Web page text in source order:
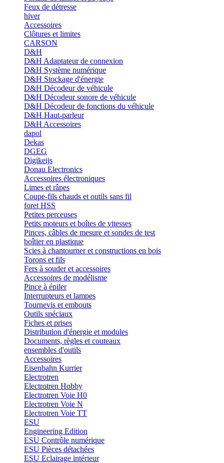
Feux de détresse
hiver
Accessoires
Clôtures et limites
CARSON
D&H
D&H Adaptateur de connexion
D&H Système numérique
D&H Stockage d'énergie
D&H Décodeur de véhicule
D&H Décodeur sonore de véhicule
D&H Décodeur de fonctions du véhicule
D&H Haut-parleur
D&H Accessoires
dapol
Dekas
DGEG
Digikeijs
Donau Electronics
Accessoires électroniques
Limes et râpes
Coupe-fils chauds et outils sans fil
foret HSS
Petites perceuses
Petits moteurs et boîtes de vitesses
Pinces, câbles de mesure et sondes de test
boîtier en plastique
Scies à chantourner et constructions en bois
Torons et fils
Fers à souder et accessoires
Accessoires de modélisme
Pince à épiler
Interrupteurs et lampes
Tournevis et embouts
Outils spéciaux
Fiches et prises
Distribution d'énergie et modules
Documents, règles et couteaux
ensembles d'outils
Accessoires
Eisenbahn Kurrier
Electrotren
Electrotren Hobby
Electrotren Voie H0
Electrotren Voie N
Electrotren Voie TT
ESU
Engineering Edition
ESU Contrôle numérique
ESU Pièces détachées
ESU Eclairage intérieur